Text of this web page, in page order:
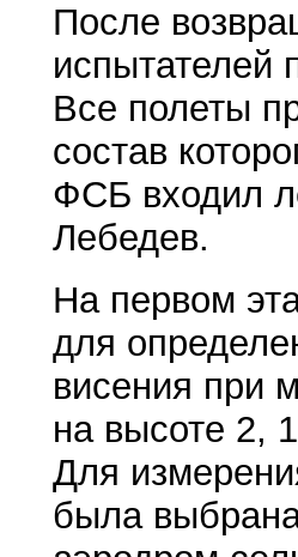
После
испытателей
Все полеты
состав
ФСБ входил
Лебедев.
На первом
для
висения при
на высоте 2,
Для
была